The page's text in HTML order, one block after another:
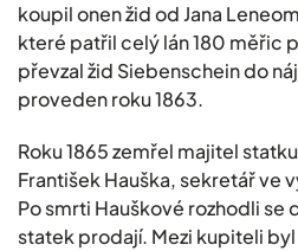
koupil onen žid od Jana
které patřil celý lán 180 měřic
převzal žid Siebenschein do
proveden roku 1863.
Roku 1865 zemřel majitel
František Hauška, sekretář ve
Po smrti Hauškové rozhodli se
statek prodají. Mezi kupiteli